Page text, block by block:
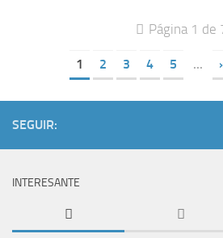
Página 1 de
1 2 3 4 5 ...
SEGUIR:
INTERESANTE